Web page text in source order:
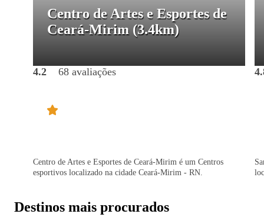
Centro de Artes e Esportes de
Ceará-Mirim (3.4km)
4.2 68 avaliações
Centro de Artes e Esportes de Ceará-Mirim é um Centros
esportivos localizado na cidade Ceará-Mirim - RN.
Destinos mais procurados